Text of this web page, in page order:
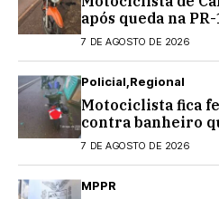
após queda na
Centenário
7 DE AGOSTO DE 2026
Policial Regional
Motociclista fica
contra banheiro
caminhão na PRC-
7 DE AGOSTO DE 2026
MPPR